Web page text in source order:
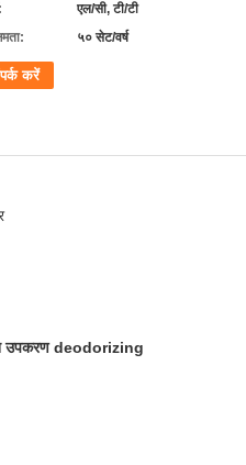
एल/सी, टी/टी
५० सेट/वर्ष
करें
उपकरण deodorizing